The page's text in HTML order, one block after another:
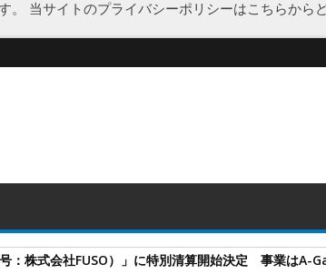
。 当サイトのプライバシーポリシーはこちらからど
：株式会社FUSO）」に特別清算開始決定 事業はA-